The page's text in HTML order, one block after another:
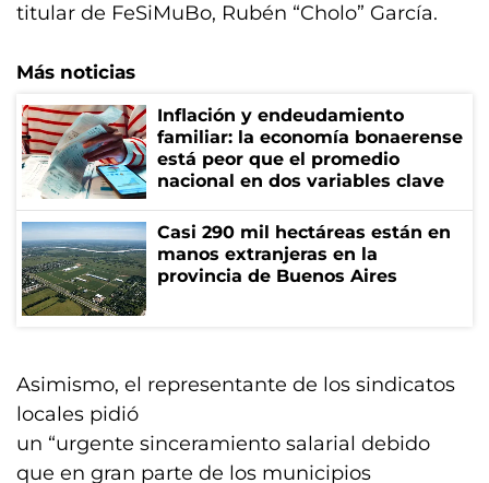
titular de FeSiMuBo, Rubén “Cholo” García.
Más noticias
Inflación y endeudamiento
familiar: la economía bonaerense
está peor que el promedio
nacional en dos variables clave
Casi 290 mil hectáreas están en
manos extranjeras en la
provincia de Buenos Aires
Asimismo, el representante de los sindicatos
locales pidió
un “urgente sinceramiento salarial debido
que en gran parte de los municipios